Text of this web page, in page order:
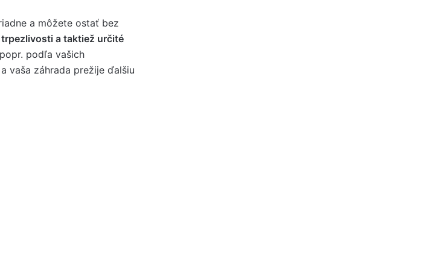
a môžete ostať bez
a taktiež určité
podľa vašich
vaša záhrada prežije ďalšiu